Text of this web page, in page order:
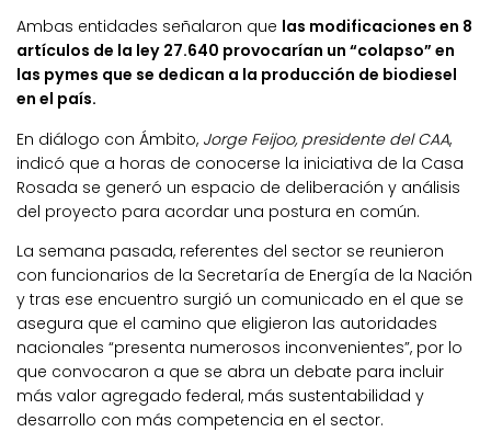
Ambas entidades señalaron que las modificaciones en 8
artículos de la ley 27.640 provocarían un “colapso” en
las pymes que se dedican a la producción de biodiesel
en el país.
En diálogo con Ámbito, Jorge Feijoo, presidente del CAA,
indicó que a horas de conocerse la iniciativa de la Casa
Rosada se generó un espacio de deliberación y análisis
del proyecto para acordar una postura en común.
La semana pasada, referentes del sector se reunieron
con funcionarios de la Secretaría de Energía de la Nación
y tras ese encuentro surgió un comunicado en el que se
asegura que el camino que eligieron las autoridades
nacionales “presenta numerosos inconvenientes”, por lo
que convocaron a que se abra un debate para incluir
más valor agregado federal, más sustentabilidad y
desarrollo con más competencia en el sector.